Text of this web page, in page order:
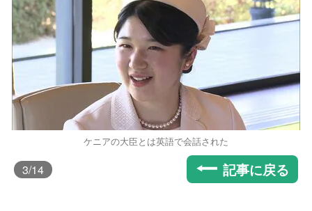
ケニアの大臣とは英語で会話された
3/14 記事に戻る